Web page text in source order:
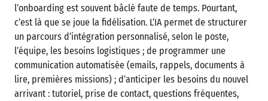
l’onboarding est souvent bâclé faute de temps. Pourtant,
c’est là que se joue la fidélisation. L’IA permet de structurer
un parcours d’intégration personnalisé, selon le poste,
l’équipe, les besoins logistiques ; de programmer une
communication automatisée (emails, rappels, documents à
lire, premières missions) ; d’anticiper les besoins du nouvel
arrivant : tutoriel, prise de contact, questions fréquentes,